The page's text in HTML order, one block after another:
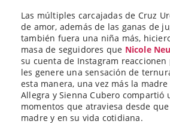
Las múltiples carcajadas de Cruz
de amor, además de las ganas de
también fuera una niña más,
masa de seguidores que Nicole
su cuenta de Instagram
les genere una sensación de
esta manera, una vez más la madre
Allegra y Sienna Cubero compartió
momentos que atraviesa desde
madre y en su vida cotidiana.